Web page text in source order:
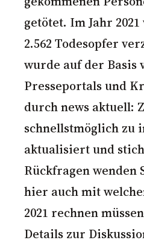
getötet. Im Jahr
2.562 Todesopfer
wurde auf der Basis
Presseportals und
durch news aktuell:
schnellstmöglich zu
aktualisiert und
Rückfragen wenden
hier auch mit
2021 rechnen
Details zur